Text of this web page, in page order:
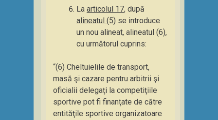
La articolul 17, după
alineatul (5) se introduce
un nou alineat, alineatul (6),
cu următorul cuprins:
“(6) Cheltuielile de transport,
masă şi cazare pentru arbitrii şi
oficialii delegaţi la competiţiile
sportive pot fi finanţate de către
entităţile sportive organizatoare